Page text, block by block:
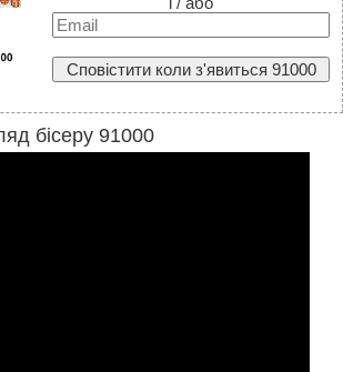
Сповістити коли з'явиться 91000
бісеру 91000